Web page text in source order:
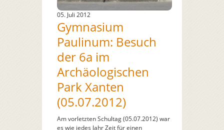
05. Juli 2012
Gymnasium
Paulinum: Besuch
der 6a im
Archäologischen
Park Xanten
(05.07.2012)
Am vorletzten Schultag (05.07.2012) war
es wie jedes Jahr Zeit für einen